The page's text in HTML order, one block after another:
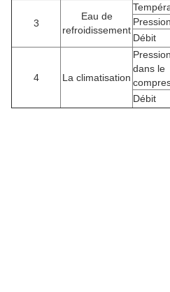
3
Eau de
refroidissement
Débit
4 La climatisation
dans le
Débit